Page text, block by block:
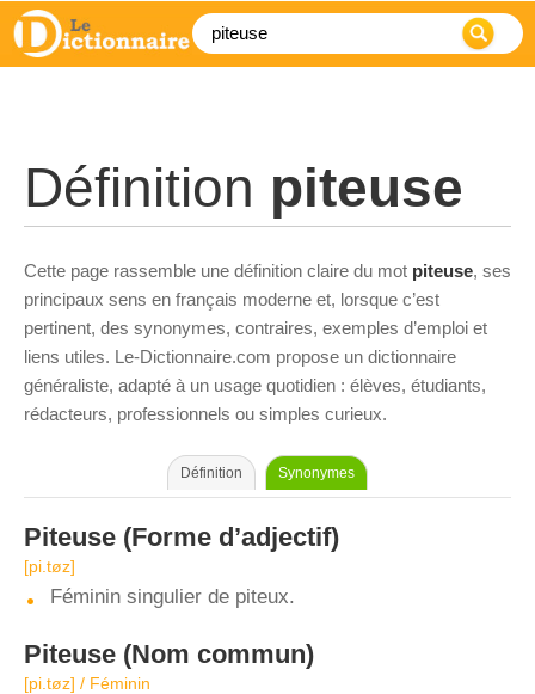
Définition piteuse
Cette page rassemble une définition claire du mot piteuse, ses
principaux sens en français moderne et, lorsque c’est
pertinent, des synonymes, contraires, exemples d’emploi et
liens utiles. Le-Dictionnaire.com propose un dictionnaire
généraliste, adapté à un usage quotidien : élèves, étudiants,
rédacteurs, professionnels ou simples curieux.
Définition Synonymes
Piteuse (Forme d’adjectif)
[pi.tøz]
Féminin singulier de piteux.
Piteuse (Nom commun)
[pi.tøz] / Féminin